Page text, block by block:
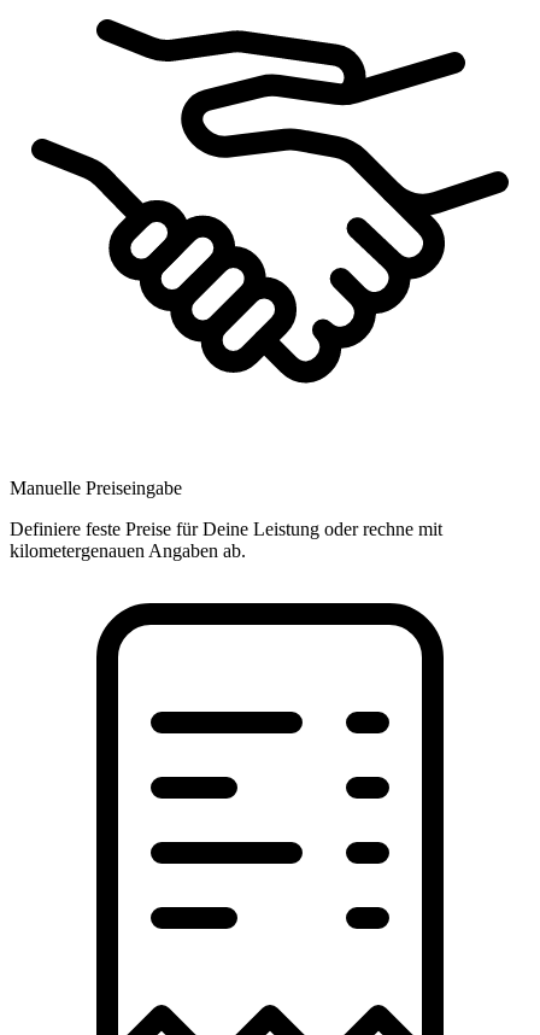
Manuelle Preiseingabe
Definiere feste Preise für Deine Leistung oder rechne mit
kilometergenauen Angaben ab.